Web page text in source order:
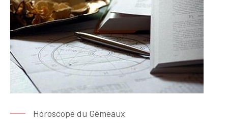
Horoscope du Gémeaux